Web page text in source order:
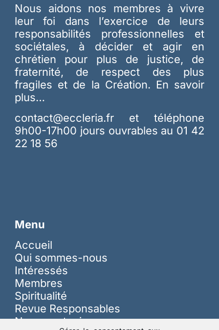
Nous aidons nos membres à vivre
leur foi dans l’exercice de leurs
responsabilités professionnelles et
sociétales, à décider et agir en
chrétien pour plus de justice, de
fraternité, de respect des plus
fragiles et de la Création. En savoir
plus…
contact@eccleria.fr et téléphone
9h00-17h00 jours ouvrables au 01 42
22 18 56
Menu
Accueil
Qui sommes-nous
Intéressés
Membres
Spiritualité
Revue Responsables
Nous soutenir